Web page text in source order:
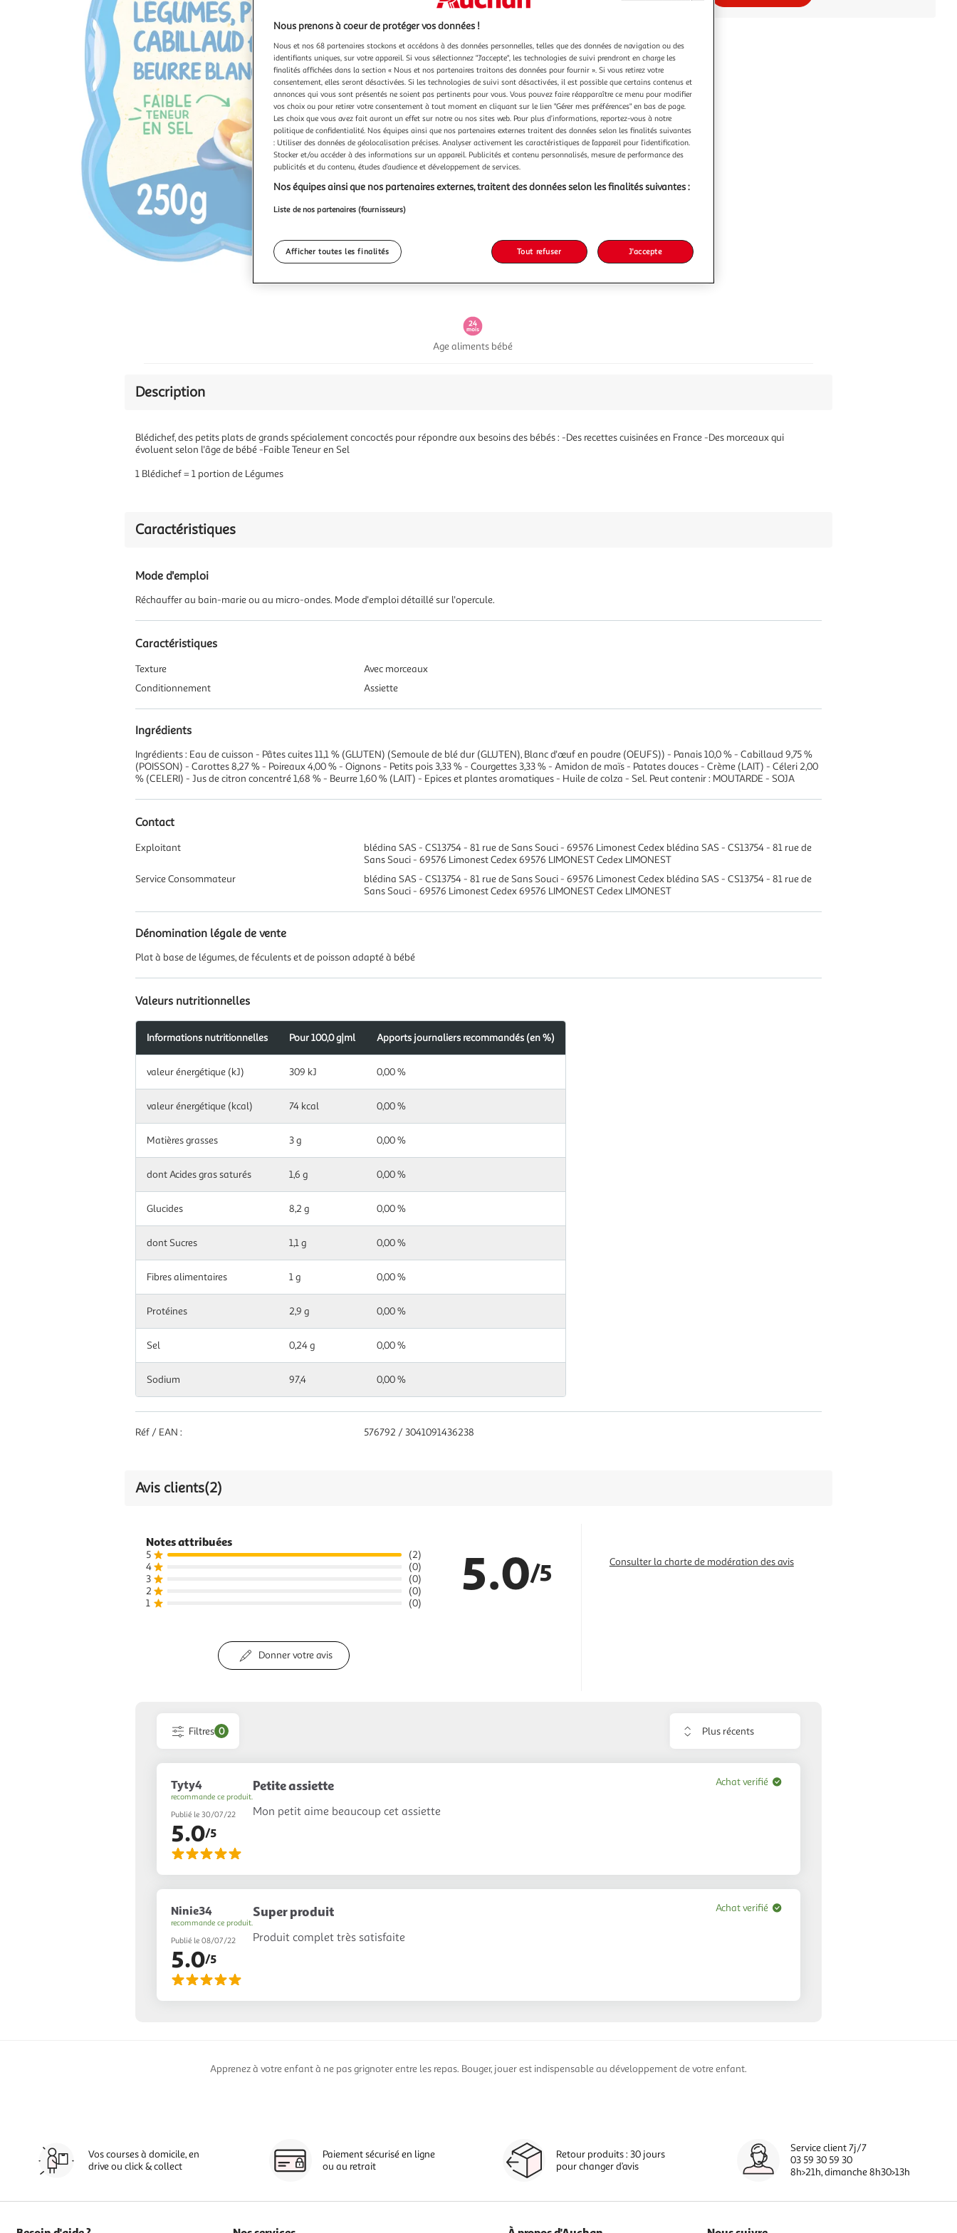
Age aliments bébé
Description
Blédichef, des petits plats de grands spécialement concoctés pour répondre aux besoins des bébés : -Des recettes cuisinées en France -Des morceaux qui
évoluent selon l'âge de bébé -Faible Teneur en Sel
1 Blédichef = 1 portion de Légumes
Caractéristiques
Mode d'emploi
Réchauffer au bain-marie ou au micro-ondes. Mode d'emploi détaillé sur l'opercule.
Caractéristiques
Texture
Avec morceaux
Conditionnement
Assiette
Ingrédients
Ingrédients : Eau de cuisson - Pâtes cuites 11,1 % (GLUTEN) (Semoule de blé dur (GLUTEN), Blanc d'œuf en poudre (OEUFS)) - Panais 10,0 % - Cabillaud 9,75 %
(POISSON) - Carottes 8,27 % - Poireaux 4,00 % - Oignons - Petits pois 3,33 % - Courgettes 3,33 % - Amidon de maïs - Patates douces - Crème (LAIT) - Céleri 2,00
% (CELERI) - Jus de citron concentré 1,68 % - Beurre 1,60 % (LAIT) - Epices et plantes aromatiques - Huile de colza - Sel. Peut contenir : MOUTARDE - SOJA
Contact
Exploitant
blédina SAS - CS13754 - 81 rue de Sans Souci - 69576 Limonest Cedex blédina SAS - CS13754 - 81 rue de
Sans Souci - 69576 Limonest Cedex 69576 LIMONEST Cedex LIMONEST
Service Consommateur
blédina SAS - CS13754 - 81 rue de Sans Souci - 69576 Limonest Cedex blédina SAS - CS13754 - 81 rue de
Sans Souci - 69576 Limonest Cedex 69576 LIMONEST Cedex LIMONEST
Dénomination légale de vente
Plat à base de légumes, de féculents et de poisson adapté à bébé
Valeurs nutritionnelles
nutritionnelles
pour
g|ml
Informations nutritionnelles Pour 100,0 g|ml Apports journaliers recommandés (en %)
valeur énergétique (kJ) 309 kJ 0,00 %
valeur énergétique (kcal) 74 kcal 0,00 %
Matières grasses 3 g 0,00 %
dont Acides gras saturés 1,6 g 0,00 %
Glucides 8,2 g 0,00 %
dont Sucres 1,1 g 0,00 %
Fibres alimentaires 1 g 0,00 %
Protéines 2,9 g 0,00 %
Sel 0,24 g 0,00 %
Sodium 97,4 0,00 %
Réf / EAN : 576792 / 3041091436238
Avis clients(2)
Notes attribuées
5
(2)
4
(0)
3
(0)
2
(0)
1
(0)
5.0/5
Donner votre avis
Consulter la charte de modération des avis
Filtres 0
Trier
avis
Tyty4
recommande ce produit.
Publié le 30/07/22
5.0/5
Petite assiette
Mon petit aime beaucoup cet assiette
Achat verifié
Ninie34
recommande ce produit.
Publié le 08/07/22
5.0/5
Super produit
Produit complet très satisfaite
Achat verifié
Apprenez à votre enfant à ne pas grignoter entre les repas. Bouger, jouer est indispensable au développement de votre enfant.
Vos courses à domicile, en
drive ou click & collect
Paiement sécurisé en ligne
ou au retrait
Retour produits : 30 jours
pour changer d’avis
Service client 7j/7
03 59 30 59 30
8h>21h, dimanche 8h30>13h
Nous prenons à coeur de protéger vos données !
Nous et nos 68 partenaires stockons et accédons à des données personnelles, telles que des données de navigation ou des
identifiants uniques, sur votre appareil. Si vous sélectionnez "J'accepte", les technologies de suivi prendront en charge les
finalités affichées dans la section « Nous et nos partenaires traitons des données pour fournir ». Si vous retirez votre
consentement, elles seront désactivées. Si les technologies de suivi sont désactivées, il est possible que certains contenus et
annonces qui vous sont présentés ne soient pas pertinents pour vous. Vous pouvez faire réapparaître ce menu pour modifier
vos choix ou pour retirer votre consentement à tout moment en cliquant sur le lien "Gérer mes préférences" en bas de page.
Les choix que vous avez fait auront un effet sur notre ou nos sites web. Pour plus d’informations, reportez-vous à notre
politique de confidentialité. Nos équipes ainsi que nos partenaires externes traitent des données selon les finalités suivantes
: Utiliser des données de géolocalisation précises. Analyser activement les caractéristiques de l’appareil pour l’identification.
Stocker et/ou accéder à des informations sur un appareil. Publicités et contenu personnalisés, mesure de performance des
publicités et du contenu, études d’audience et développement de services.
Nos équipes ainsi que nos partenaires externes, traitent des données selon les finalités suivantes :
Liste de nos partenaires (fournisseurs)
Afficher toutes les finalités Tout refuser J'accepte